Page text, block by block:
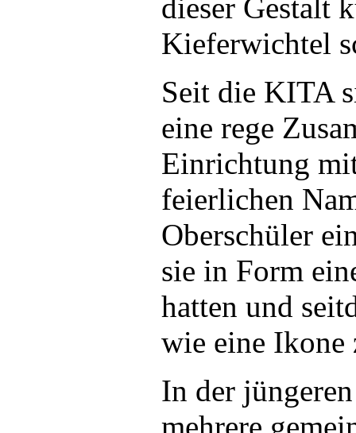
dieser Gestalt
Kieferwichtel
Seit die KITA
eine rege
Einrichtung
feierlichen
Oberschüler
sie in Form
hatten und
wie eine Ikone
In der
mehrere